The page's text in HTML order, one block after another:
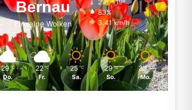
Bernau
Einzelne Wolken
29º - 19º
83%
3.41 km/h
29 ℃
Do.
22 ℃
Fr.
25 ℃
Sa.
29 ℃
So.
33 ℃
Mo.